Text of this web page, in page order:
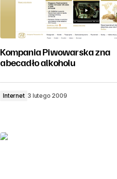
Kompania Piwowarska zna
abecadło alkoholu
Internet 3 lutego 2009